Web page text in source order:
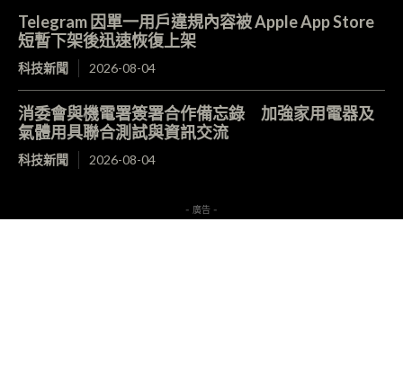
Telegram 因單一用戶違規內容被 Apple App Store
短暫下架後迅速恢復上架
科技新聞 2026-08-04
消委會與機電署簽署合作備忘錄 加強家用電器及
氣體用具聯合測試與資訊交流
科技新聞 2026-08-04
- 廣告 -